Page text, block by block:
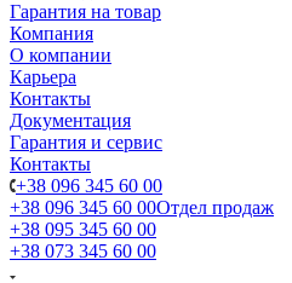
Гарантия на товар
Компания
О компании
Карьера
Контакты
Документация
Гарантия и сервис
Контакты
+38 096 345 60 00
+38 096 345 60 00Отдел продаж
+38 095 345 60 00
+38 073 345 60 00